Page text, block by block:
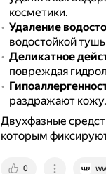
косметики.
Удаление
водостойкой
Деликатное
повреждая
раздражают кожу.
Двухфазные
которым
0